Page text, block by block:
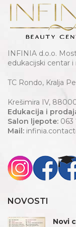
INFINIA d.o.o.
edukacijski centar
TC Rondo, Kralja
Krešimira IV,
Edukacija i
Salon ljepote: 063
Mail:
NOVOSTI
Novi